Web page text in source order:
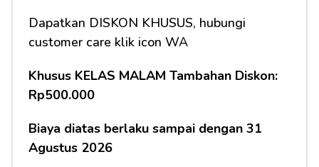
Dapatkan DISKON KHUSUS, hubungi
customer care klik icon WA
Khusus KELAS MALAM Tambahan Diskon:
Rp500.000
Biaya diatas berlaku sampai dengan 31
Agustus 2026